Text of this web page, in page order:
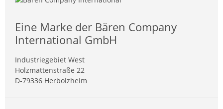
Eine Marke der Bären Company
International GmbH
Industriegebiet West
Holzmattenstraße 22
D-79336 Herbolzheim